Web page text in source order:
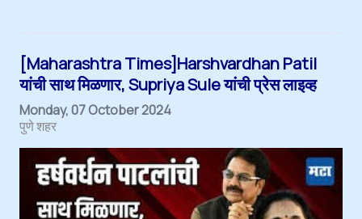
[Maharashtra Times]Harshvardhan Patil
यांची साथ मिळणार, Supriya Sule यांची प्रेस लाइव्ह
Monday, 07 October 2024
पुणे शहर